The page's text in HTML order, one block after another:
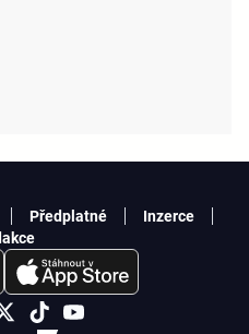
Předplatné
Inzerce